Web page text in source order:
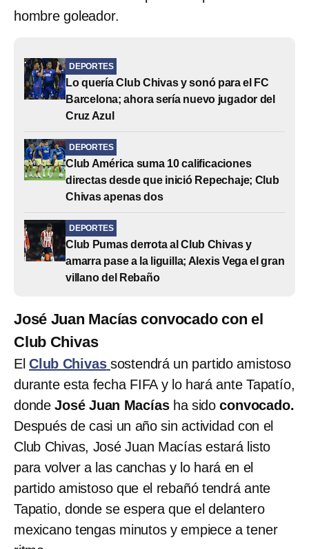
hombre goleador.
DEPORTES
Lo quería Club Chivas y sonó para el FC
Barcelona; ahora sería nuevo jugador del
Cruz Azul
DEPORTES
Club América suma 10 calificaciones
directas desde que inició Repechaje; Club
Chivas apenas dos
DEPORTES
Club Pumas derrota al Club Chivas y
amarra pase a la liguilla; Alexis Vega el gran
villano del Rebaño
José Juan Macías convocado con el
Club Chivas
El Club Chivas sostendrá un partido amistoso
durante esta fecha FIFA y lo hará ante Tapatío,
dondeJosé Juan Macíasha sidoconvocado.
Después de casi un año sin actividad con el
Club Chivas, José Juan Macías estará listo
para volver a las canchas y lo hará en el
partido amistoso que el rebañó tendrá ante
Tapatio, donde se espera que el delantero
mexicano tengas minutos y empiece a tener